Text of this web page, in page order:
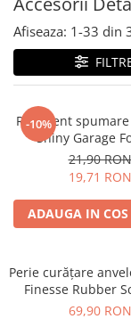
Talere şi Piese de
Lămpi Inspecţie şi
Exterior
Decontaminare
Jante şi Anvelope
Compartiment
Sticlă / Geamuri
Tratament Plastice
Maşini de Polishat
Paste Polish
Afiseaza: 1-33 din
-10%
Recipient spumare
Shiny Garage
21,90 RON
19,71 RON
ADAUGA IN COS
Perie curățare
Finesse Rubber
69,90 RON